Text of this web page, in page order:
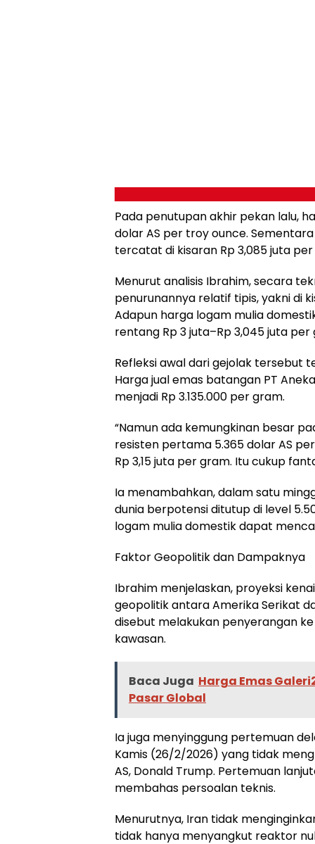
Pada penutupan akhir pekan lalu,
dolar AS per troy ounce.
tercatat di kisaran Rp 3,085 juta
Menurut analisis Ibrahim, secara
penurunannya relatif tipis, yakni di
Adapun harga logam mulia
rentang Rp 3 juta–Rp 3,045 juta per
Refleksi awal dari gejolak tersebut
Harga jual emas batangan PT
menjadi Rp 3.135.000 per gram.
“Namun ada kemungkinan besar
resisten pertama 5.365 dolar AS
Rp 3,15 juta per gram. Itu cukup
Ia menambahkan, dalam satu
dunia berpotensi ditutup di level
logam mulia domestik dapat
Faktor Geopolitik dan Dampaknya
Ibrahim menjelaskan, proyeksi
geopolitik antara Amerika Serikat
disebut melakukan penyerangan
kawasan.
Baca Juga Harga Emas
Pasar Global
Ia juga menyinggung pertemuan
Kamis (26/2/2026) yang tidak
AS, Donald Trump. Pertemuan
membahas persoalan teknis.
Menurutnya, Iran tidak
tidak hanya menyangkut reaktor